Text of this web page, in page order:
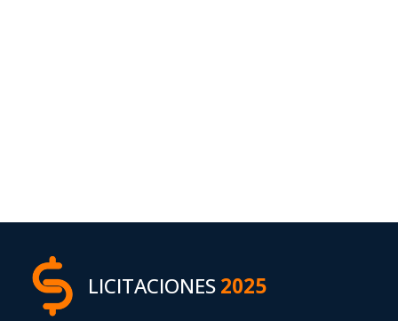
LICITACIONES2025